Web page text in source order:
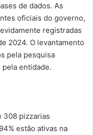
de dados. As
oficiais do governo,
registradas
2024. O levantamento
pela pesquisa
entidade.
308 pizzarias
estão ativas na